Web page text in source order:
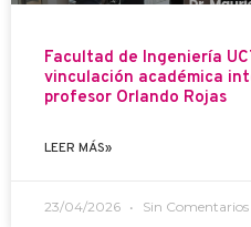
Facultad de Ingeniería
vinculación académica
profesor Orlando Rojas
LEER MÁS»
23/04/2026 Sin Comentarios